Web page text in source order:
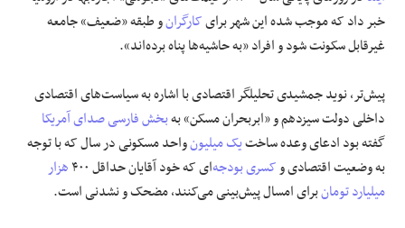
خبر داد که موجب شده این شهر برایکارگرانو طبقه «ضعیف» جامعه
غیرقابل سکونت شود و افراد «به حاشیه‌ها پناه برده‌اند».
پیش‌تر، نوید جمشیدی تحلیلگر اقتصادی با اشاره به سیاست‌های اقتصادی
داخلی دولت سیزدهم و «ابربحران مسکن» بهبخش فارسی صدای آمریکا
گفته بود ادعای وعده ساختیک میلیونواحد مسکونی در سال که با توجه
به وضعیت اقتصادی وکسری بودجه‌ای که خود آقایان حداقل ۴۰۰
هزار
میلیارد تومانبرای امسال پیش‌بینی می‌کنند، مضحک و نشدنی است.